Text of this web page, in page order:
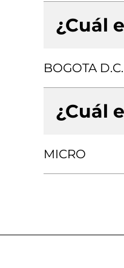
¿Cuál
BOGOTA D.C.
¿Cuál
MICRO